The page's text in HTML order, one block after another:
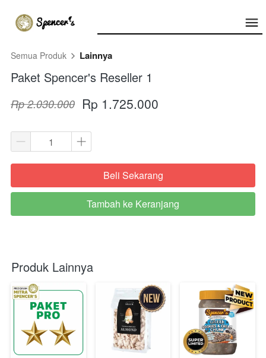
Semua Produk Lainnya
Paket Spencer's Reseller 1
Rp 2.030.000 Rp 1.725.000
`Beli Sekarang
`
Tambah ke Keranjang
Produk Lainnya